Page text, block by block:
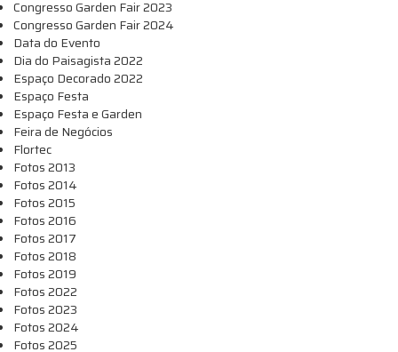
Congresso Garden Fair 2023
Congresso Garden Fair 2024
Data do Evento
Dia do Paisagista 2022
Espaço Decorado 2022
Espaço Festa
Espaço Festa e Garden
Feira de Negócios
Flortec
Fotos 2013
Fotos 2014
Fotos 2015
Fotos 2016
Fotos 2017
Fotos 2018
Fotos 2019
Fotos 2022
Fotos 2023
Fotos 2024
Fotos 2025